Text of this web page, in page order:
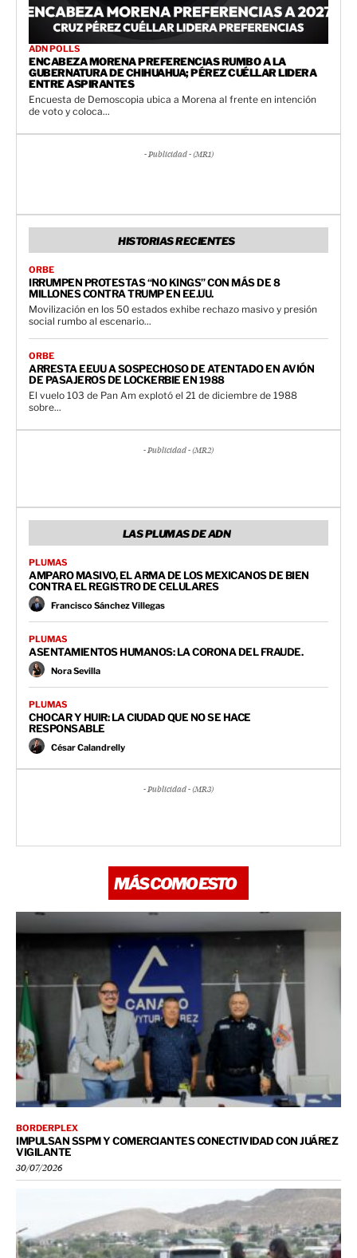
ADN POLLS
ENCABEZA MORENA PREFERENCIAS RUMBO A LA
GUBERNATURA DE CHIHUAHUA; PÉREZ CUÉLLAR LIDERA
ENTRE ASPIRANTES
Encuesta de Demoscopia ubica a Morena al frente en intención
de voto y coloca...
- Publicidad - (MR1)
HISTORIAS RECIENTES
ORBE
IRRUMPEN PROTESTAS “NO KINGS” CON MÁS DE 8
MILLONES CONTRA TRUMP EN EE.UU.
Movilización en los 50 estados exhibe rechazo masivo y presión
social rumbo al escenario...
ORBE
ARRESTA EEUU A SOSPECHOSO DE ATENTADO EN AVIÓN
DE PASAJEROS DE LOCKERBIE EN 1988
El vuelo 103 de Pan Am explotó el 21 de diciembre de 1988
sobre...
- Publicidad - (MR2)
LAS PLUMAS DE ADN
PLUMAS
AMPARO MASIVO, EL ARMA DE LOS MEXICANOS DE BIEN
CONTRA EL REGISTRO DE CELULARES
Francisco Sánchez Villegas
PLUMAS
ASENTAMIENTOS HUMANOS: LA CORONA DEL FRAUDE.
Nora Sevilla
PLUMAS
CHOCAR Y HUIR: LA CIUDAD QUE NO SE HACE
RESPONSABLE
César Calandrelly
- Publicidad - (MR3)
MÁS COMO ESTO
BORDERPLEX
IMPULSAN SSPM Y COMERCIANTES CONECTIVIDAD CON JUÁREZ
VIGILANTE
30/07/2026